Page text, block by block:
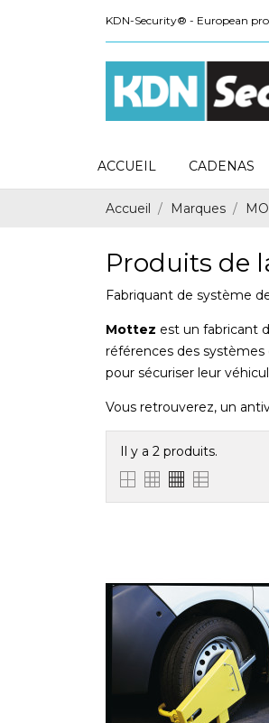
KDN-Security® - European
ACCUEIL CADENAS
Accueil Marques
Produits de
Fabriquant de système
Mottez est un fabricant
références des
pour sécuriser leur
Vous retrouverez, un
Il y a 2 produits.